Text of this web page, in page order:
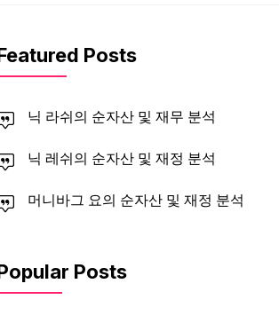
Posts
닉 라쉬의 순자산 및 재무 분석
닉 레쉬의 순자산 및 재정 분석
머니바그 요의 순자산 및 재정 분석
Posts